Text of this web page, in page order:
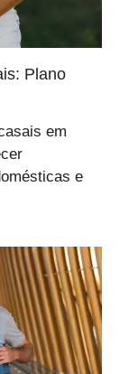
Plano
em
e